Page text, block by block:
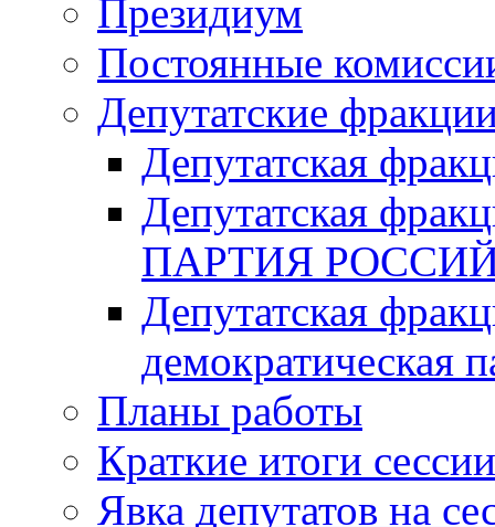
Президиум
Постоянные
Депутатские
Депутатская
Депутатская
ПАРТИЯ
Депутатская
демократическая
Планы работы
Краткие итоги сессии
Явка депутатов на